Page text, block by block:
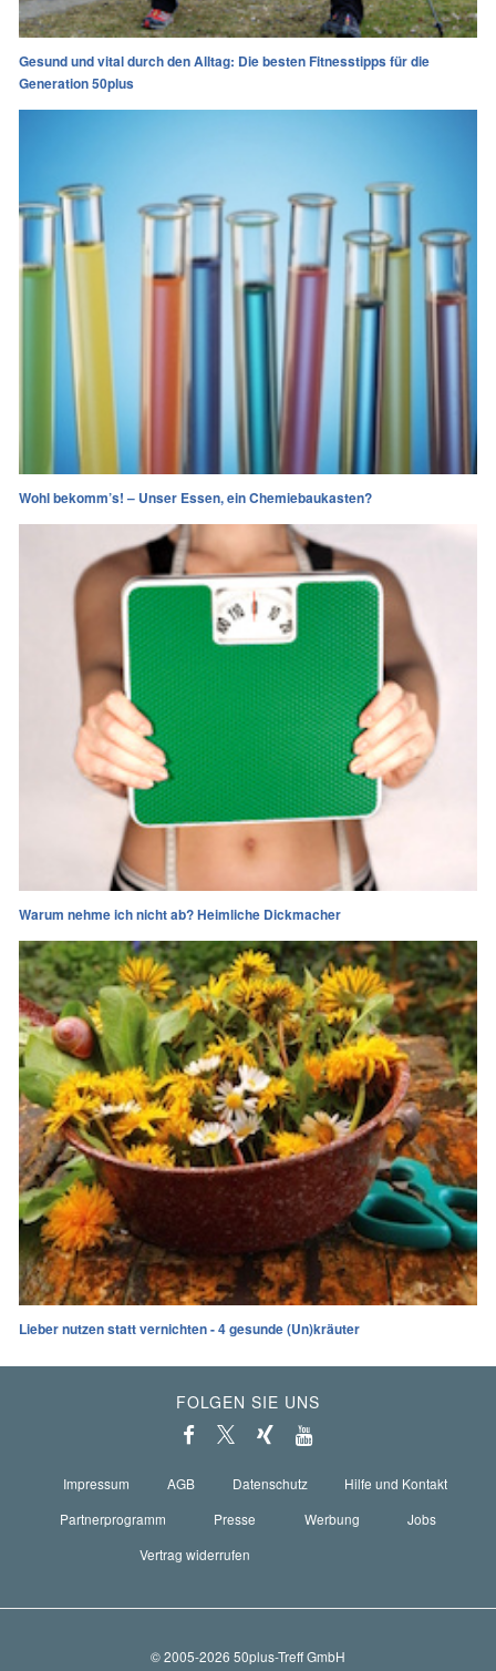
Gesund und vital durch den Alltag: Die besten Fitnesstipps für die
Generation 50plus
Wohl bekomm’s! – Unser Essen, ein Chemiebaukasten?
Warum nehme ich nicht ab? Heimliche Dickmacher
Lieber nutzen statt vernichten - 4 gesunde (Un)kräuter
FOLGEN SIE UNS
Impressum AGB Datenschutz
Hilfe und Kontakt
Partnerprogramm
Presse Werbung
Jobs
Vertrag widerrufen
© 2005-2026 50plus-Treff GmbH